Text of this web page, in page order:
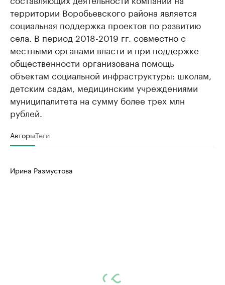
территории Воробьевского района является
социальная поддержка проектов по развитию
села. В период 2018-2019 гг. совместно с
местными органами власти и при поддержке
общественности организована помощь
объектам социальной инфраструктуры: школам,
детским садам, медицинским учреждениями
муниципалитета на сумму более трех млн
рублей.
АвторыТеги
Ирина Размустова